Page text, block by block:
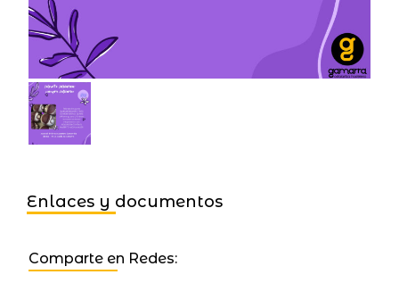
Enlaces y documentos
Comparte en Redes: